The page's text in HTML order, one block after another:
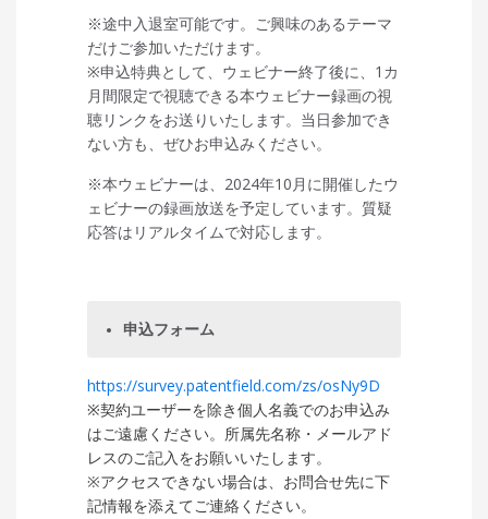
※途中入退室可能です。ご興味のあるテーマ
だけご参加いただけます。
※申込特典として、ウェビナー終了後に、1カ
月間限定で視聴できる本ウェビナー録画の視
聴リンクをお送りいたします。当日参加でき
ない方も、ぜひお申込みください。
※本ウェビナーは、2024年10月に開催したウ
ェビナーの録画放送を予定しています。質疑
応答はリアルタイムで対応します。
申込フォーム
https://survey.patentfield.com/zs/osNy9D
※契約ユーザーを除き個人名義でのお申込み
はご遠慮ください。所属先名称・メールアド
レスのご記入をお願いいたします。
※アクセスできない場合は、お問合せ先に下
記情報を添えてご連絡ください。